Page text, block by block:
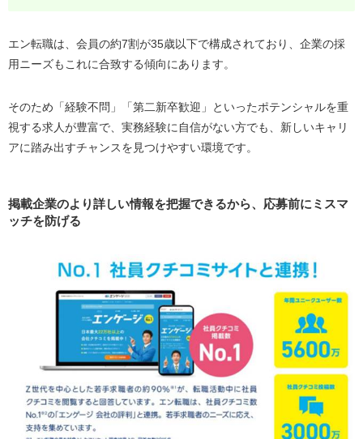
エン転職は、会員の約7割が35歳以下で構成されており、企業の採
用ニーズもこれに合致する傾向にあります。
そのため「経験不問」「第二新卒歓迎」といったポテンシャルを重
視する求人が豊富で、実務経験に自信がない方でも、新しいキャリ
アに踏み出すチャンスを見つけやすい環境です。
掲載企業のより詳しい情報を把握できるから、応募前にミスマ
ッチを防げる